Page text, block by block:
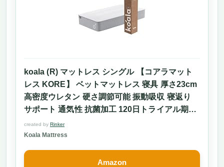
koala (R) マットレス シングル 【コアラマット
レス KORE】 ベットマットレス 寝具 厚さ23cm
高密度ウレタン 硬さ調節可能 振動吸収 寝返り
サポート 通気性 抗菌加工 120日トライアル期間
メーカー10年保証
created by Rinker
Koala Mattress
Amazon